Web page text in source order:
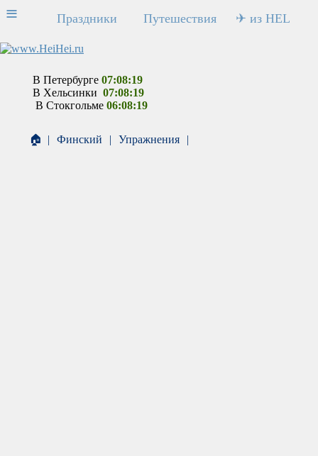
≡ Праздники Путешествия ✈ из HEL
В Петербурге 07:08:19
В Хельсинки 07:08:19
В Стокгольме 06:08:19
🏠 | Финский | Упражнения |